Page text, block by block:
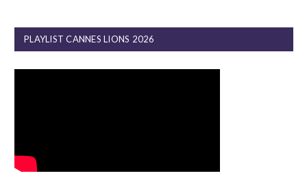
PLAYLIST CANNES LIONS 2026